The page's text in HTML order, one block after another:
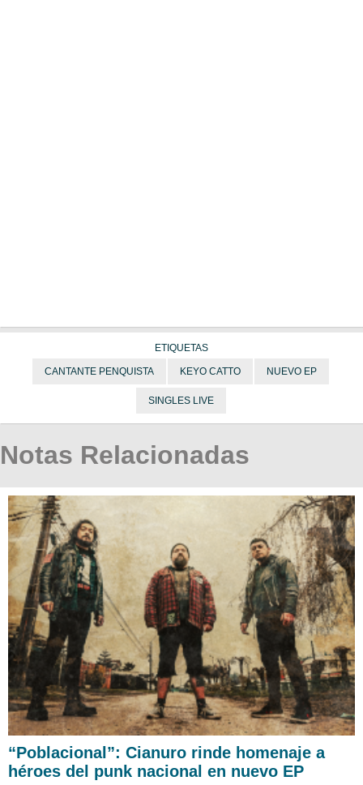
ETIQUETAS
CANTANTE PENQUISTA KEYO CATTO NUEVO EP
SINGLES LIVE
Notas Relacionadas
“Poblacional”: Cianuro rinde homenaje a
héroes del punk nacional en nuevo EP